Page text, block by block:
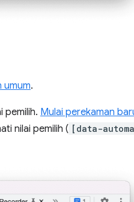
umum.
pemilih. Mulai perekaman
nilai pemilih ( [data-